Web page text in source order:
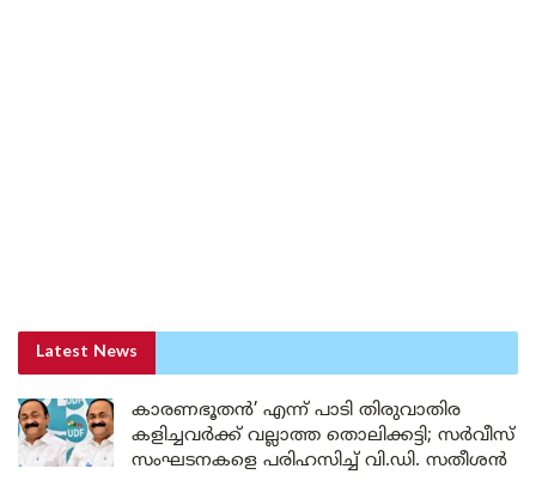
Latest News
കാരണഭൂതൻ’ എന്ന് പാടി തിരുവാതിര
കളിച്ചവർക്ക് വല്ലാത്ത തൊലിക്കട്ടി; സർവീസ്
സംഘടനകളെ പരിഹസിച്ച് വി.ഡി. സതീശൻ